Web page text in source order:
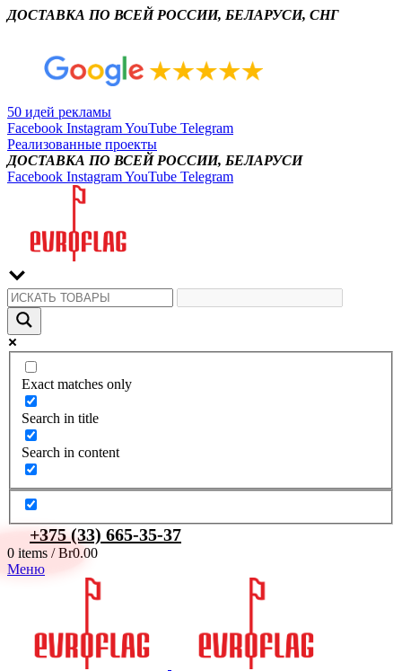
ДОСТАВКА ПО ВСЕЙ РОССИИ, БЕЛАРУСИ, СНГ
50 идей рекламы
Facebook InstagramYouTube Telegram
Реализованные проекты
ДОСТАВКА ПО ВСЕЙ РОССИИ, БЕЛАРУСИ
Facebook InstagramYouTube Telegram
Exact matches only
Search in title
Search in content
+375 (33) 665-35-37
0 items / Br0.00
Меню